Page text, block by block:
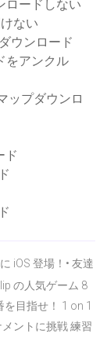
ロードしない
ない
ウンロード
をアンクル
ップダウンロ
ド
iOS 登場！• 友達
の人気ゲーム 8
目指せ！ 1 on 1
ントに挑戦 練習